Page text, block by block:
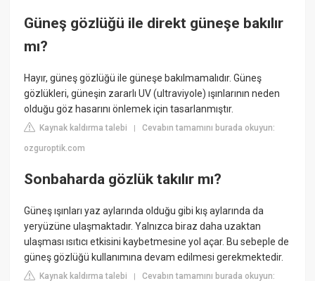
Güneş gözlüğü ile direkt güneşe bakılır
mı?
Hayır, güneş gözlüğü ile güneşe bakılmamalıdır. Güneş
gözlükleri, güneşin zararlı UV (ultraviyole) ışınlarının neden
olduğu göz hasarını önlemek için tasarlanmıştır.
Kaynak kaldırma talebi |Cevabın tamamını burada okuyun:
ozguroptik.com
Sonbaharda gözlük takılır mı?
Güneş ışınları yaz aylarında olduğu gibi kış aylarında da
yeryüzüne ulaşmaktadır. Yalnızca biraz daha uzaktan
ulaşması ısıtıcı etkisini kaybetmesine yol açar. Bu sebeple de
güneş gözlüğü kullanımına devam edilmesi gerekmektedir.
Kaynak kaldırma talebi |Cevabın tamamını burada okuyun: